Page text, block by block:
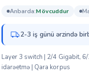
anbarda: mövcuddur
2-3 iş günü ərzində
Layer 3 switch | 2/4 Gigabit,
idarəetmə | Qara korpus